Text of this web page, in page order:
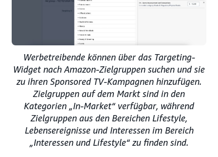
Werbetreibende können über das Targeting-
Widget nach Amazon-Zielgruppen suchen und sie
zu ihren Sponsored TV-Kampagnen hinzufügen.
Zielgruppen auf dem Markt sind in den
Kategorien „In-Market“ verfügbar, während
Zielgruppen aus den Bereichen Lifestyle,
Lebensereignisse und Interessen im Bereich
„Interessen und Lifestyle“ zu finden sind.